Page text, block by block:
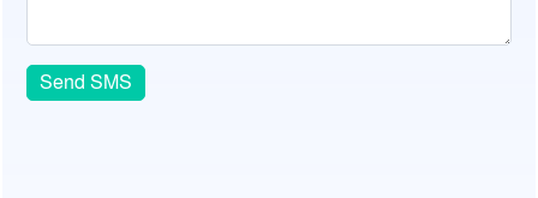
Send SMS